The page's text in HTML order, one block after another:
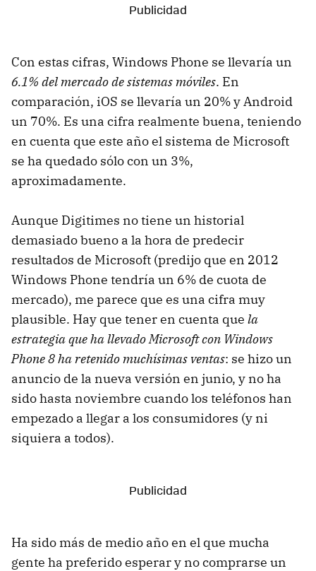
Con estas cifras, Windows Phone se llevaría un
6.1% del mercado de sistemas móviles. En
comparación, iOS se llevaría un 20% y Android
un 70%. Es una cifra realmente buena, teniendo
en cuenta que este año el sistema de Microsoft
se ha quedado sólo con un 3%,
aproximadamente.
Aunque Digitimes no tiene un historial
demasiado bueno a la hora de predecir
resultados de Microsoft (predijo que en 2012
Windows Phone tendría un 6% de cuota de
mercado), me parece que es una cifra muy
plausible. Hay que tener en cuenta que la
estrategia que ha llevado Microsoft con Windows
Phone 8 ha retenido muchísimas ventas: se hizo un
anuncio de la nueva versión en junio, y no ha
sido hasta noviembre cuando los teléfonos han
empezado a llegar a los consumidores (y ni
siquiera a todos).
Ha sido más de medio año en el que mucha
gente ha preferido esperar y no comprarse un